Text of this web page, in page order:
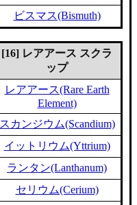
ビスマス(Bismuth)
[16] レアアース スクラ
ップ
レアアース(Rare Earth
Element)
スカンジウム(Scandium)
イットリウム(Yttrium)
ランタン(Lanthanum)
セリウム(Cerium)